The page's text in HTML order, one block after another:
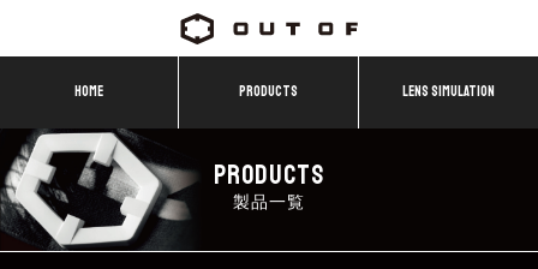
HOME PRODUCTS LENS SIMULATION
PRODUCTS
製品一覧